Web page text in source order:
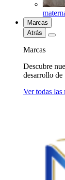
Marcas
Atrás
Marcas
Descubre
desarrollo de
Ver todas las